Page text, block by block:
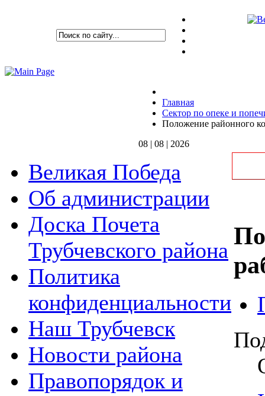
Главная
Сектор по опеке и
Положение районного
08 | 08 | 2026
Великая Победа
Об администрации
Доска Почета
Трубчевского района
Политика
конфиденциальности
Наш Трубчевск
Новости района
Правопорядок и